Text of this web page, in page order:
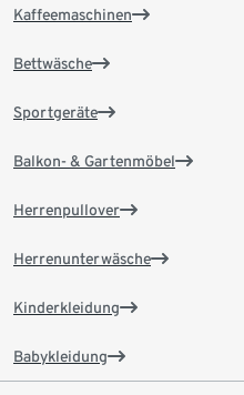
Kaffeemaschinen
Bettwäsche
Sportgeräte
Balkon- & Gartenmöbel
Herrenpullover
Herrenunterwäsche
Kinderkleidung
Babykleidung